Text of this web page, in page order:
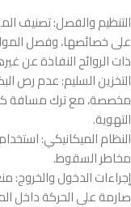
التنظيم والفصل: تصنيف
على خصائصها، وفصل
ذات الروائح النفاذة عن
التخزين السليم: عدم رص
مخصصة، مع ترك مسافة
التهوية.
النظام الميكانيكي:
مخاطر السقوط.
إجراءات الدخول والخروج:
صارمة على الحركة داخل